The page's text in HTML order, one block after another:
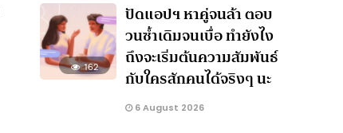
162
ปัดแอปฯ หาคู่จนล้า ตอบ
วนซ้ำเดิมจนเบื่อ ทำยังไง
ถึงจะเริ่มต้นความสัมพันธ์
กับใครสักคนได้จริงๆ นะ
6 August 2026